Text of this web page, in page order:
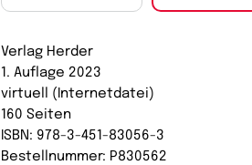
Verlag Herder
1. Auflage 2023
virtuell (Internetdatei)
160 Seiten
ISBN: 978-3-451-83056-3
Bestellnummer: P830562